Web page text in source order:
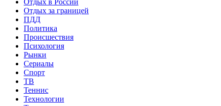
Отдых за границей
ПДД
Политика
Происшествия
Психология
Рынки
Сериалы
Спорт
ТВ
Теннис
Технологии